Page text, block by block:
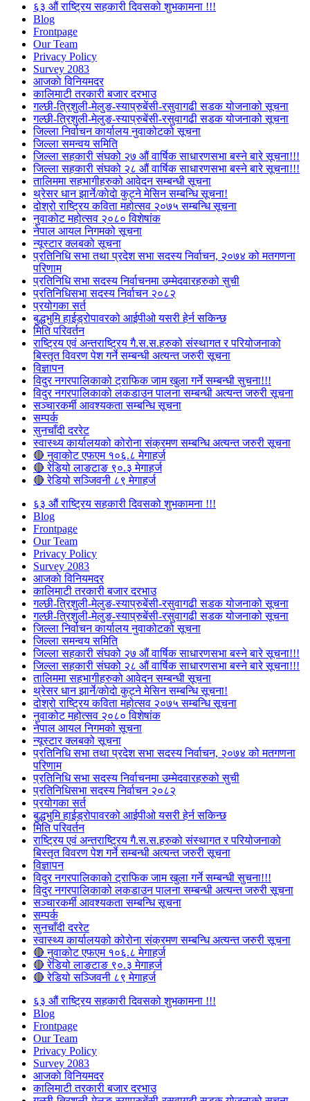
६३ औं राष्ट्रिय सहकारी दिवसको शुभकामना !!!
Blog
Frontpage
Our Team
Privacy Policy
Survey 2083
आजकाे विनियमदर
कालिमाटी तरकारी बजार दरभाउ
गल्छी-त्रिशुली-मेलुङ-स्याप्रुबेंसी-रसुवागढी सडक योजनाको सूचना
गल्छी-त्रिशुली-मेलुङ-स्याप्रुबेंसी-रसुवागढी सडक योजनाको सूचना
जिल्ला निर्वाचन कार्यालय नुवाकोटको सूचना
जिल्ला समन्वय समिति
जिल्ला सहकारी संघको २७ औं वार्षिक साधारणसभा बस्ने बारे सूचना!!!
जिल्ला सहकारी संघको २८ औं वार्षिक साधारणसभा बस्ने बारे सूचना!!!
तालिममा सहभागीहरुको आवेदन सम्बन्धी सूचना
थ्रेसर धान झार्ने/काेदाे कुट्ने मेसिन सम्बन्धि सूचना!
दोश्रो राष्ट्रिय कविता महोत्सव २०७५ सम्बन्धि सूचना
नुवाकोट महोत्सव २०८० विशेषांक
नेपाल आयल निगमको सूचना
न्यूस्टार क्लबको सूचना
प्रतिनिधि सभा तथा प्रदेश सभा सदस्य निर्वाचन, २०७४ को मतगणना
परिणाम
प्रतिनिधि सभा सदस्य निर्वाचनमा उम्मेदवारहरुको सुची
प्रतिनिधिसभा सदस्य निर्वाचन २०८२
प्रयोगका सर्त
बुद्धभुमि हाईड्रोपावरको आईपीओ यसरी हेर्न सकिन्छ
मिति परिवर्तन
राष्ट्रिय एवं अन्तराष्ट्रिय गै.स.स.हरुको संस्थागत र परियोजनाको
बिस्तृत विवरण पेश गर्ने सम्बन्धी अत्यन्त जरुरी सूचना
विज्ञापन
विदुर नगरपालिकाको ट्राफिक जाम खुला गर्ने सम्बन्धी सुचना!!!
विदुर नगरपालिकाको लकडाउन पालना सम्बन्धी अत्यन्त जरुरी सूचना
सञ्चारकर्मी आवश्यकता सम्बन्धि सूचना
सम्पर्क
सुनचाँदी दररेट
स्वास्थ्य कार्यालयको कोरोना संक्रमण सम्बन्धि अत्यन्त जरुरी सूचना
🔴 नुवाकोट एफएम १०६.८ मेगाहर्ज
🔴 रेडियो लाङटाङ ९०.३ मेगाहर्ज
🔴 रेडियो सञ्जिवनी ८९ मेगाहर्ज
६३ औं राष्ट्रिय सहकारी दिवसको शुभकामना !!!
Blog
Frontpage
Our Team
Privacy Policy
Survey 2083
आजकाे विनियमदर
कालिमाटी तरकारी बजार दरभाउ
गल्छी-त्रिशुली-मेलुङ-स्याप्रुबेंसी-रसुवागढी सडक योजनाको सूचना
गल्छी-त्रिशुली-मेलुङ-स्याप्रुबेंसी-रसुवागढी सडक योजनाको सूचना
जिल्ला निर्वाचन कार्यालय नुवाकोटको सूचना
जिल्ला समन्वय समिति
जिल्ला सहकारी संघको २७ औं वार्षिक साधारणसभा बस्ने बारे सूचना!!!
जिल्ला सहकारी संघको २८ औं वार्षिक साधारणसभा बस्ने बारे सूचना!!!
तालिममा सहभागीहरुको आवेदन सम्बन्धी सूचना
थ्रेसर धान झार्ने/काेदाे कुट्ने मेसिन सम्बन्धि सूचना!
दोश्रो राष्ट्रिय कविता महोत्सव २०७५ सम्बन्धि सूचना
नुवाकोट महोत्सव २०८० विशेषांक
नेपाल आयल निगमको सूचना
न्यूस्टार क्लबको सूचना
प्रतिनिधि सभा तथा प्रदेश सभा सदस्य निर्वाचन, २०७४ को मतगणना
परिणाम
प्रतिनिधि सभा सदस्य निर्वाचनमा उम्मेदवारहरुको सुची
प्रतिनिधिसभा सदस्य निर्वाचन २०८२
प्रयोगका सर्त
बुद्धभुमि हाईड्रोपावरको आईपीओ यसरी हेर्न सकिन्छ
मिति परिवर्तन
राष्ट्रिय एवं अन्तराष्ट्रिय गै.स.स.हरुको संस्थागत र परियोजनाको
बिस्तृत विवरण पेश गर्ने सम्बन्धी अत्यन्त जरुरी सूचना
विज्ञापन
विदुर नगरपालिकाको ट्राफिक जाम खुला गर्ने सम्बन्धी सुचना!!!
विदुर नगरपालिकाको लकडाउन पालना सम्बन्धी अत्यन्त जरुरी सूचना
सञ्चारकर्मी आवश्यकता सम्बन्धि सूचना
सम्पर्क
सुनचाँदी दररेट
स्वास्थ्य कार्यालयको कोरोना संक्रमण सम्बन्धि अत्यन्त जरुरी सूचना
🔴 नुवाकोट एफएम १०६.८ मेगाहर्ज
🔴 रेडियो लाङटाङ ९०.३ मेगाहर्ज
🔴 रेडियो सञ्जिवनी ८९ मेगाहर्ज
६३ औं राष्ट्रिय सहकारी दिवसको शुभकामना !!!
Blog
Frontpage
Our Team
Privacy Policy
Survey 2083
आजकाे विनियमदर
कालिमाटी तरकारी बजार दरभाउ